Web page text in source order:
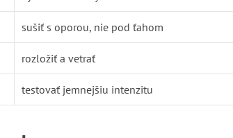
sušiť s oporou, nie pod ťahom
rozložiť a vetrať
testovať jemnejšiu intenzitu